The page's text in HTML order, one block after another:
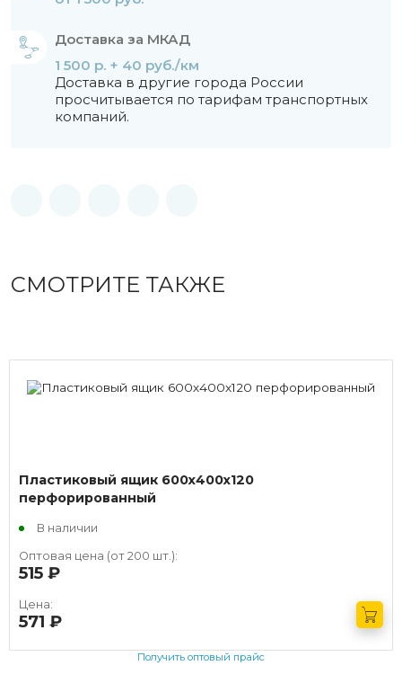
Доставка за МКАД
1 500 р. + 40 руб./км
Доставка в другие города России
просчитывается по тарифам транспортных
компаний.
СМОТРИТЕ ТАКЖЕ
Пластиковый ящик 600х400х120
перфорированный
В наличии
Оптовая цена (от 200 шт.):
515
Цена:
571
Получить оптовый прайс